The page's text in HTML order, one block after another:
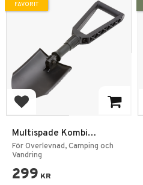
Lägg till i favoriter
Multispade Kombi
Hopfällbar
För Överlevnad, Camping och
Vandring
299 KR
FAVORIT